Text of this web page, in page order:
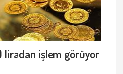
liradan işlem görüyor